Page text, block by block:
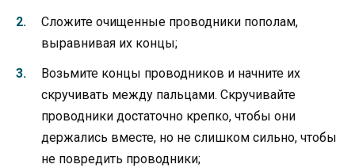
Сложите очищенные проводники пополам,
выравнивая их концы;
Возьмите концы проводников и начните их
скручивать между пальцами. Скручивайте
проводники достаточно крепко, чтобы они
держались вместе, но не слишком сильно, чтобы
не повредить проводники;